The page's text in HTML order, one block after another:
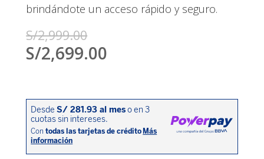
brindándote un acceso rápido y seguro.
S/2,999.00
S/2,699.00